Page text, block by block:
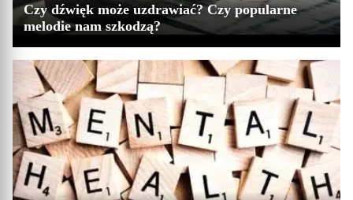
Czy dźwięk może uzdrawiać? Czy popularne
melodie nam szkodzą?